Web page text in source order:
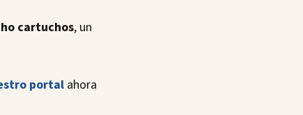
cartuchos, un
portalahora